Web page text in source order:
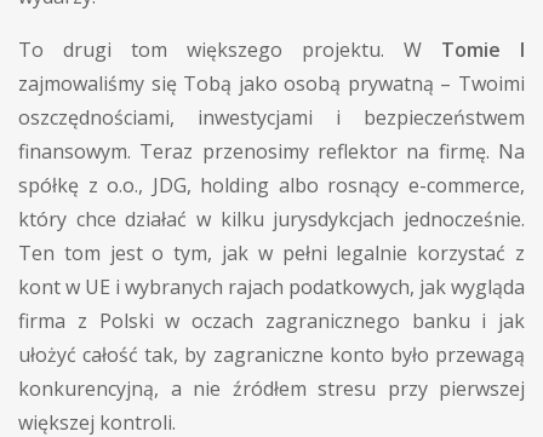
To drugi tom większego projektu. W Tomie I
zajmowaliśmy się Tobą jako osobą prywatną – Twoimi
oszczędnościami, inwestycjami i bezpieczeństwem
finansowym. Teraz przenosimy reflektor na firmę. Na
spółkę z o.o., JDG, holding albo rosnący e-commerce,
który chce działać w kilku jurysdykcjach jednocześnie.
Ten tom jest o tym, jak w pełni legalnie korzystać z
kont w UE i wybranych rajach podatkowych, jak wygląda
firma z Polski w oczach zagranicznego banku i jak
ułożyć całość tak, by zagraniczne konto było przewagą
konkurencyjną, a nie źródłem stresu przy pierwszej
większej kontroli.